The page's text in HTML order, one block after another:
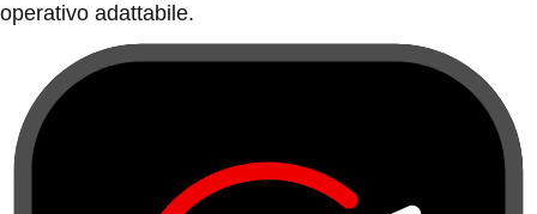
operativo adattabile.